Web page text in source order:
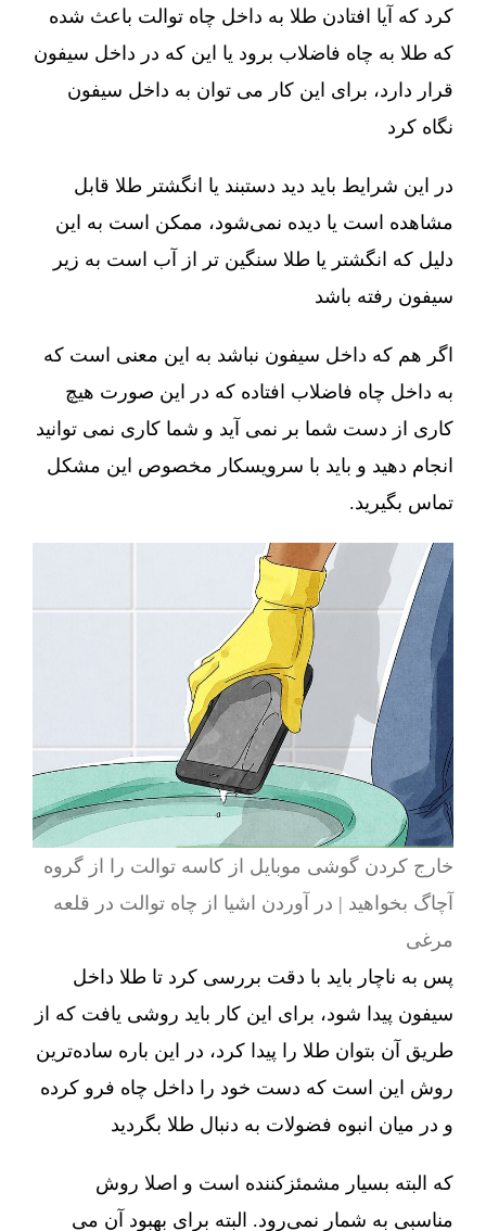
کرد که آیا افتادن طلا به داخل چاه توالت باعث شده
که طلا به چاه فاضلاب برود یا این که در داخل سیفون
قرار دارد، برای این کار می توان به داخل سیفون
نگاه کرد
در این شرایط باید دید دستبند یا انگشتر طلا قابل
مشاهده است یا دیده نمی‌شود، ممکن است به این
دلیل که انگشتر یا طلا سنگین تر از آب است به زیر
سیفون رفته باشد
اگر هم که داخل سیفون نباشد به این معنی است که
به داخل چاه فاضلاب افتاده که در این صورت هیچ
کاری از دست شما بر نمی آید و شما کاری نمی توانید
انجام دهید و باید با سرویسکار مخصوص این مشکل
تماس بگیرید.
خارج کردن گوشی موبایل از کاسه توالت را از گروه
آچاگ بخواهید | در آوردن اشیا از چاه توالت در قلعه
مرغی
پس به ناچار باید با دقت بررسی کرد تا طلا داخل
سیفون پیدا شود، برای این کار باید روشی یافت که از
طریق آن بتوان طلا را پیدا کرد، در این باره ساده‌ترین
روش این است که دست خود را داخل چاه فرو کرده
و در میان انبوه فضولات به دنبال طلا بگردید
که البته بسیار مشمئزکننده است و اصلا روش
مناسبی به شمار نمی‌رود. البته برای بهبود آن می